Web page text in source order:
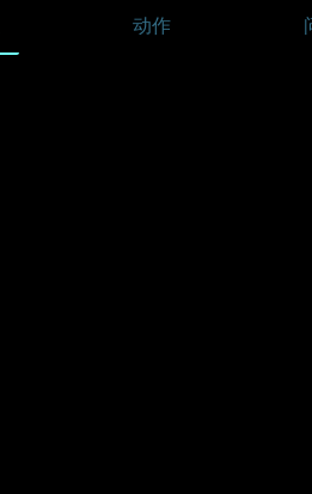
动作